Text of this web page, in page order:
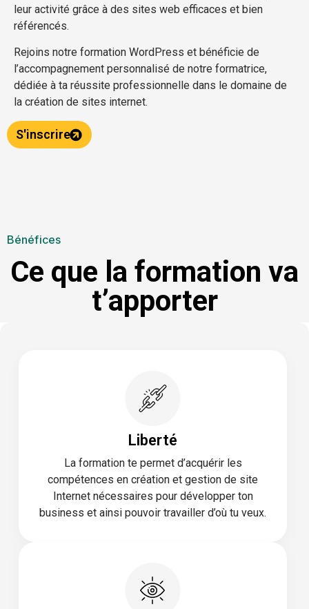
leur activité grâce à des sites web efficaces et bien
référencés.
Rejoins notre formation WordPress et bénéficie de
l’accompagnement personnalisé de notre formatrice,
dédiée à ta réussite professionnelle dans le domaine de
la création de sites internet.
S'inscrire
Bénéfices
Ce que la formation va
t’apporter
Liberté
La formation te permet d’acquérir les
compétences en création et gestion de site
Internet nécessaires pour développer ton
business et ainsi pouvoir travailler d’où tu veux.